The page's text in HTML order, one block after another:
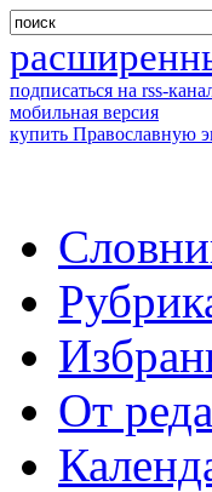
подписаться на rss-
мобильная версия
купить Православную
От